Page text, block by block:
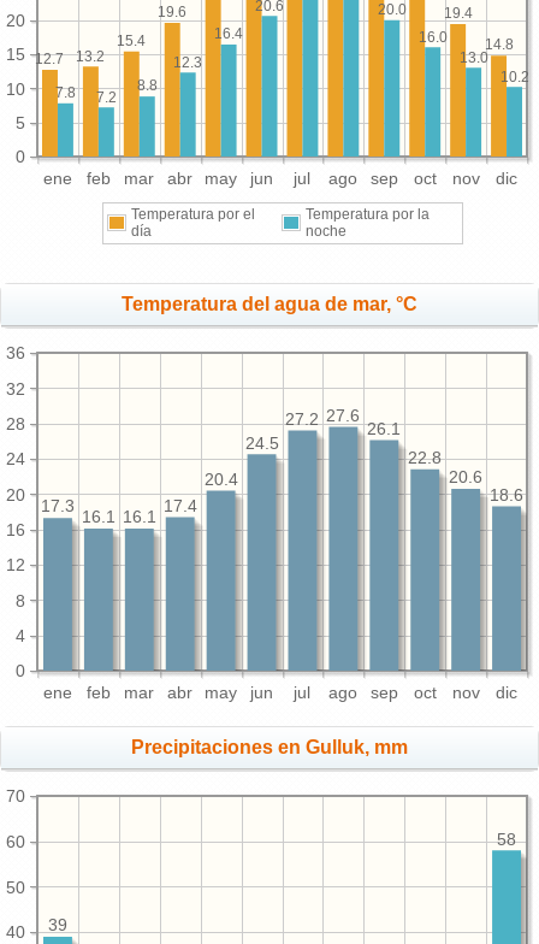
ene feb mar abr may jun jul ago sep oct nov dic
0
5
10
15
20
14.8
19.4
19.6
15.4
13.2
12.7
10.2
13.0
16.0
20.0
20.6
16.4
12.3
8.8
7.2
7.8
Temperatura por el
día
Temperatura por la
noche
Temperatura del agua de mar, °C
ene feb mar abr may jun jul ago sep oct nov dic
0
4
8
12
16
20
24
28
32
36
18.6
20.6
22.8
26.1
27.6
27.2
24.5
20.4
17.4
16.1
16.1
17.3
Precipitaciones en Gulluk, mm
40
50
60
70
58
39